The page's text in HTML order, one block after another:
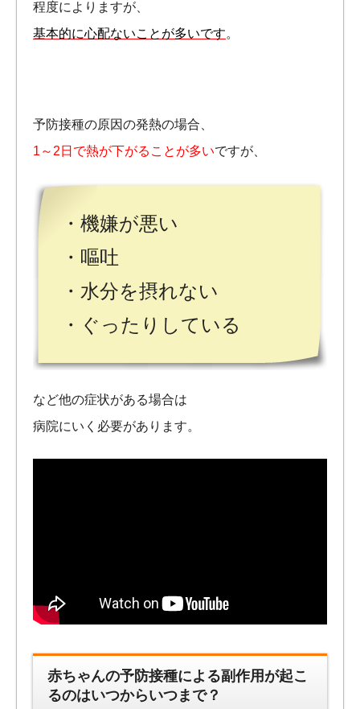
程度によりますが、
基本的に心配ないことが多いです。
予防接種の原因の発熱の場合、
1～2日で熱が下がることが多いですが、
・機嫌が悪い
・嘔吐
・水分を摂れない
・ぐったりしている
など他の症状がある場合は
病院にいく必要があります。
赤ちゃんの予防接種による副作用が起こ
るのはいつからいつまで？